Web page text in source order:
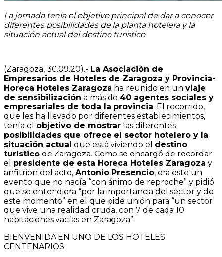
La jornada tenía el objetivo principal de dar a conocer
diferentes posibilidades de la planta hotelera y la
situación actual del destino turístico
(Zaragoza, 30.09.20).- La Asociación de
Empresarios de Hoteles de Zaragoza y Provincia-
Horeca Hoteles Zaragoza ha reunido en un viaje
de sensibilización a más de 40 agentes sociales y
empresariales de toda la provincia. El recorrido,
que les ha llevado por diferentes establecimientos,
tenía el objetivo de mostrar las diferentes
posibilidades que ofrece el sector hotelero y la
situación actual que está viviendo el destino
turístico de Zaragoza. Como se encargó de recordar
el presidente de esta Horeca Hoteles Zaragoza y
anfitrión del acto, Antonio Presencio, era este un
evento que no nacía “con ánimo de reproche” y pidió
que se entendiera “por la importancia del sector y de
este momento” en el que pide unión para “un sector
que vive una realidad cruda, con 7 de cada 10
habitaciones vacías en Zaragoza”.
BIENVENIDA EN UNO DE LOS HOTELES
CENTENARIOS